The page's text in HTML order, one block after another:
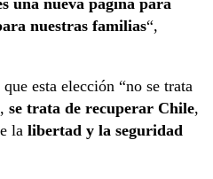
una nueva página para
nuestras familias“,
esta elección “no se trata
se trata de recuperar Chile,
la libertad y la seguridad